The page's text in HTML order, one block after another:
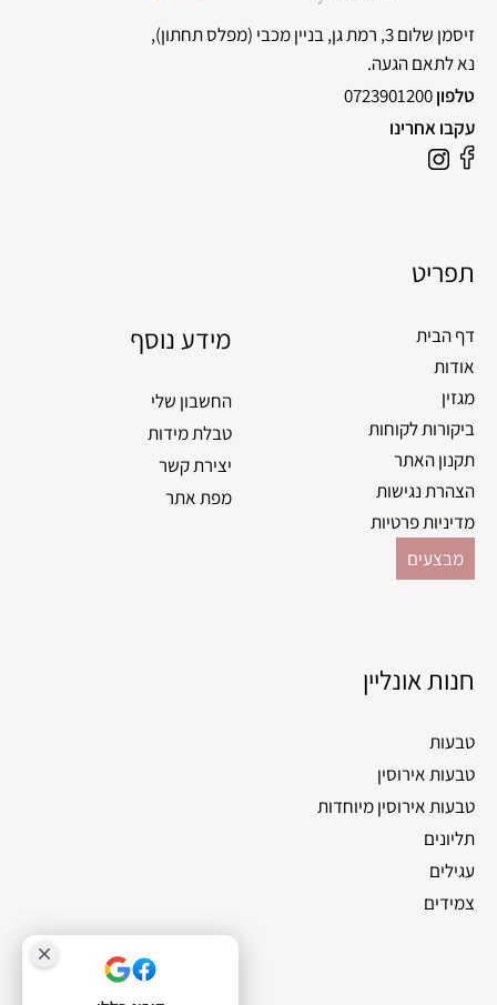
זיסמן שלום 3, רמת גן, בניין מכבי
(מפלס תחתון),
נא לתאם הגעה.
טלפון0723901200
עקבו אחרינו
תפריט
דף הבית
אודות
מגזין
ביקורות לקוחות
תקנון האתר
הצהרת נגישות
מדיניות פרטיות
מבצעים
מידע נוסף
החשבון שלי
טבלת מידות
יצירת קשר
מפת אתר
חנות אונליין
טבעות
טבעות אירוסין
טבעות אירוסין מיוחדות
תליונים
עגילים
צמידים